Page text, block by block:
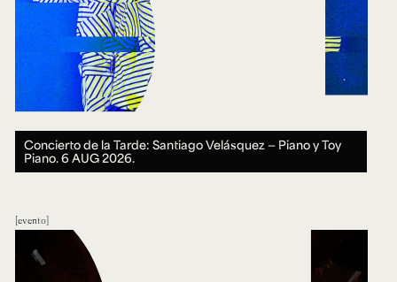
Concierto de la Tarde: Santiago Velásquez — Piano y Toy
Piano.6 AUG 2026.
evento